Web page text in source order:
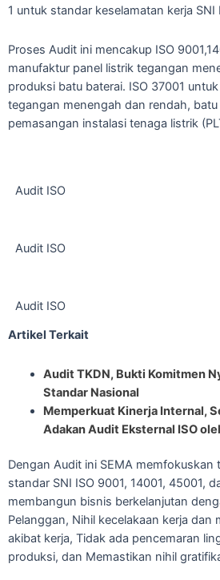
1 untuk standar keselamatan kerja SNI
Proses Audit ini mencakup ISO
manufaktur panel listrik tegangan
produksi batu baterai. ISO 37001
tegangan menengah dan rendah, batu
pemasangan instalasi tenaga listrik
Audit ISO
Audit ISO
Audit ISO
Artikel Terkait
Audit TKDN, Bukti Komitmen
Standar Nasional
Memperkuat Kinerja Internal,
Adakan Audit Eksternal ISO
Dengan Audit ini SEMA memfokuskan
standar SNI ISO 9001, 14001, 45001,
membangun bisnis berkelanjutan
Pelanggan, Nihil kecelakaan kerja dan
akibat kerja, Tidak ada pencemaran
produksi, dan Memastikan nihil